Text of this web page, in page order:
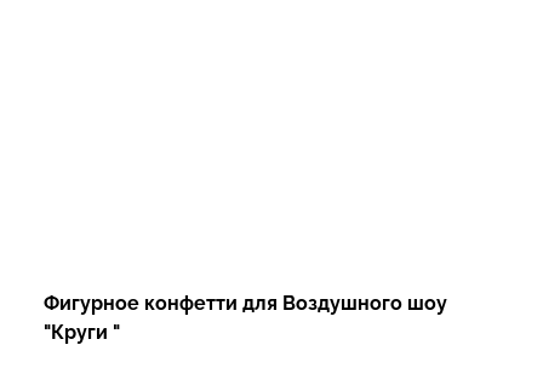
Фигурное конфетти для Воздушного шоу
"Круги "